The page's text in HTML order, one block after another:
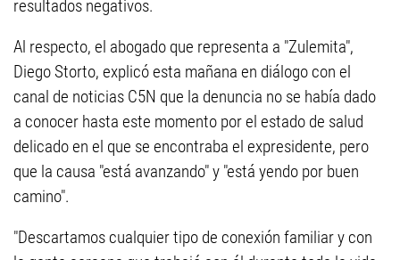
resultados negativos.
Al respecto, el abogado que representa a "Zulemita",
Diego Storto, explicó esta mañana en diálogo con el
canal de noticias C5N que la denuncia no se había dado
a conocer hasta este momento por el estado de salud
delicado en el que se encontraba el expresidente, pero
que la causa "está avanzando" y "está yendo por buen
camino".
"Descartamos cualquier tipo de conexión familiar y con